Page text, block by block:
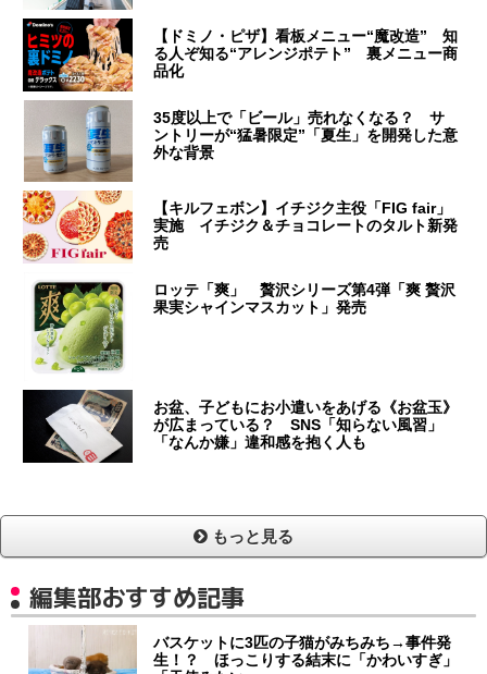
【ドミノ・ピザ】看板メニュー“魔改造” 知
る人ぞ知る“アレンジポテト” 裏メニュー商
品化
35度以上で「ビール」売れなくなる？ サ
ントリーが“猛暑限定”「夏生」を開発した意
外な背景
【キルフェボン】イチジク主役「FIG fair」
実施 イチジク＆チョコレートのタルト新発
売
ロッテ「爽」 贅沢シリーズ第4弾「爽 贅沢
果実シャインマスカット」発売
お盆、子どもにお小遣いをあげる《お盆玉》
が広まっている？ SNS「知らない風習」
「なんか嫌」違和感を抱く人も
もっと見る
編集部おすすめ記事
バスケットに3匹の子猫がみちみち→事件発
生！？ ほっこりする結末に「かわいすぎ」